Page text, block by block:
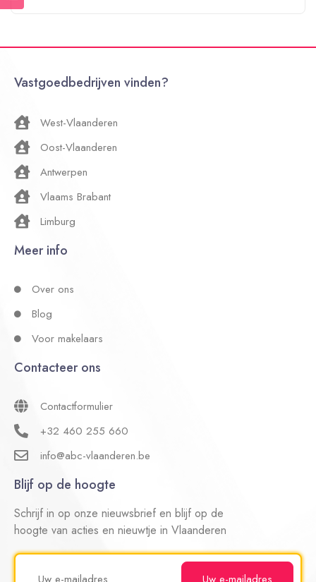
Vastgoedbedrijven vinden?
West-Vlaanderen
Oost-Vlaanderen
Antwerpen
Vlaams Brabant
Limburg
Meer info
Over ons
Blog
Voor makelaars
Contacteer ons
Contactformulier
+32 460 255 660
info@abc-vlaanderen.be
Blijf op de hoogte
Schrijf in op onze nieuwsbrief en blijf op de
hoogte van acties en nieuwtje in Vlaanderen